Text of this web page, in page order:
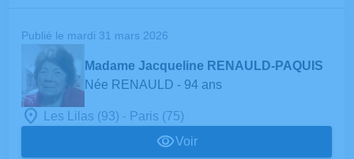
Publié le mardi 31 mars 2026
Madame Jacqueline RENAULD-PAQUIS
Née RENAULD - 94 ans
Les Lilas (93) - Paris (75)
Voir